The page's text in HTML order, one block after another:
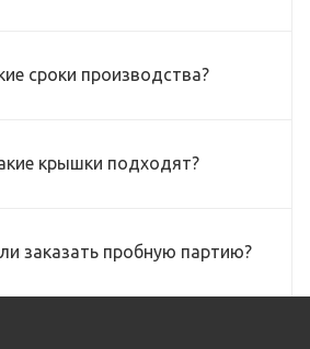
сроки производства?
крышки подходят?
заказать пробную партию?